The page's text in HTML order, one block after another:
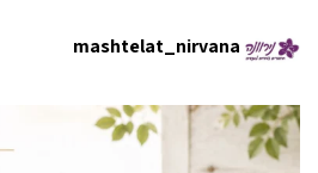
mashtelat_nirvana